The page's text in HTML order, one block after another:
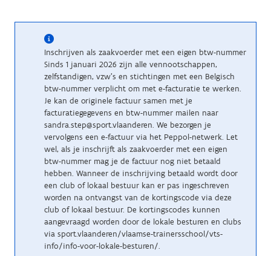
Inschrijven als zaakvoerder met een eigen btw-nummer
Sinds 1 januari 2026 zijn alle vennootschappen,
zelfstandigen, vzw’s en stichtingen met een Belgisch
btw-nummer verplicht om met e-facturatie te werken.
Je kan de originele factuur samen met je
facturatiegegevens en btw-nummer mailen naar
sandra.step@sport.vlaanderen. We bezorgen je
vervolgens een e-factuur via het Peppol-netwerk. Let
wel, als je inschrijft als zaakvoerder met een eigen
btw-nummer mag je de factuur nog niet betaald
hebben. Wanneer de inschrijving betaald wordt door
een club of lokaal bestuur kan er pas ingeschreven
worden na ontvangst van de kortingscode via deze
club of lokaal bestuur. De kortingscodes kunnen
aangevraagd worden door de lokale besturen en clubs
via sport.vlaanderen/vlaamse-trainersschool/vts-
info/info-voor-lokale-besturen/.